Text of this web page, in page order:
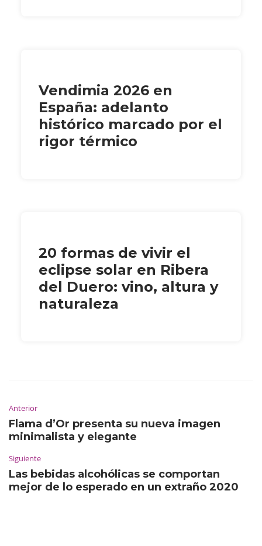
Vendimia 2026 en
España: adelanto
histórico marcado por el
rigor térmico
20 formas de vivir el
eclipse solar en Ribera
del Duero: vino, altura y
naturaleza
Anterior
Flama d’Or presenta su nueva imagen
minimalista y elegante
Siguiente
Las bebidas alcohólicas se comportan
mejor de lo esperado en un extraño 2020